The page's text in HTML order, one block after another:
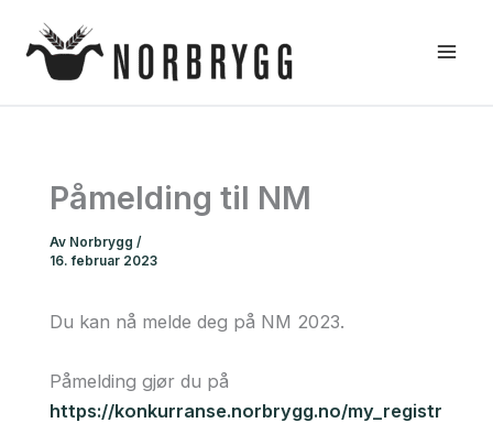
rett
Påmelding til NM
Av Norbrygg /
16. februar 2023
Du kan nå melde deg på NM 2023.
Påmelding gjør du på
https://konkurranse.norbrygg.no/my_registr